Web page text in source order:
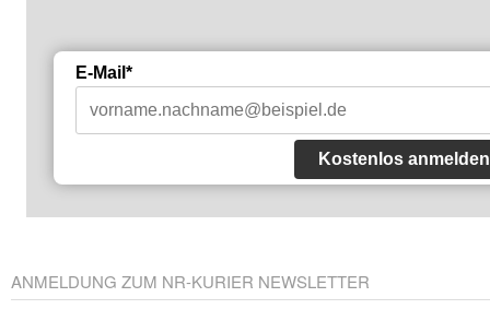
E-Mail*
Kostenlos anmelden
ANMELDUNG ZUM NR-KURIER NEWSLETTER